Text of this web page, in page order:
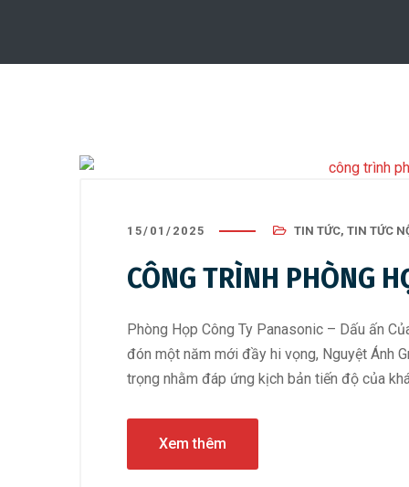
15/01/2025 TIN TỨC, TIN TỨC
CÔNG TRÌNH PHÒNG
Phòng Họp Công Ty Panasonic – Dấu ấn
đón một năm mới đầy hi vọng, Nguyệt Ánh
trọng nhằm đáp ứng kịch bản tiến độ của
Xem thêm